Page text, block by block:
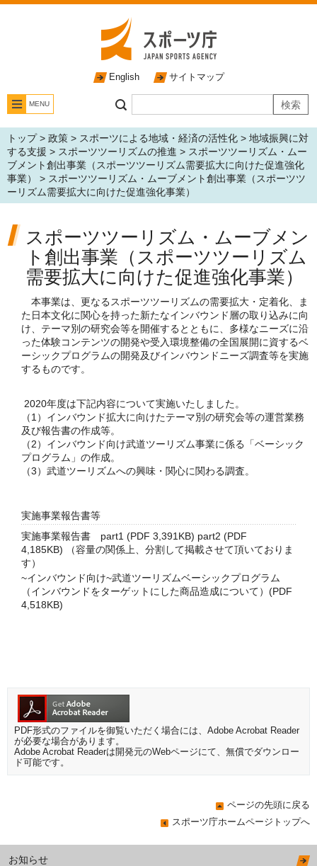
English サイトマップ
MENU
トップ> 政策 > スポーツによる地域・経済の活性化 > 地域振興に対
する支援 > スポーツツーリズムの推進 > スポーツツーリズム・ムー
ブメント創出事業（スポーツツーリズム需要拡大に向けた促進強化
事業）
> スポーツツーリズム・ムーブメント創出事業（スポーツツ
ーリズム需要拡大に向けた促進強化事業）
スポーツツーリズム・ムーブメン
ト創出事業（スポーツツーリズム
需要拡大に向けた促進強化事業）
本事業は、更なるスポーツツーリズムの需要拡大・定着化、ま
た日本文化に関心を持った新たなインバウンド層の取り込みに向
け、テーマ別の研究会等を開催するとともに、多様なニーズに沿
った体験コンテンツの開発や受入環境整備の全国展開に資するベ
ーシックプログラムの開発及びインバウンドニーズ調査等を実施
するものです。
2020年度は下記内容について実施いたしました。
（1）インバウンド拡大に向けたテーマ別の研究会等の運営業務
及び報告書の作成等。
（2）インバウンド向け武道ツーリズム事業に係る「ベーシック
プログラム」の作成。
（3）武道ツーリズムへの興味・関心に関わる調査。
実施事業報告書等
実施事業報告書 part1 (PDF 3,391KB) part2 (PDF
4,185KB) （容量の関係上、分割して掲載させて頂いておりま
す）
~インバウンド向け~武道ツーリズムベーシックプログラム
（インバウンドをターゲットにした商品造成について）(PDF
4,518KB)
PDF形式のファイルを御覧いただく場合には、Adobe Acrobat Reader
が必要な場合があります。
Adobe Acrobat Readerは開発元のWebページにて、無償でダウンロー
ド可能です。
ページの先頭に戻る
スポーツ庁ホームページトップへ
お知らせ